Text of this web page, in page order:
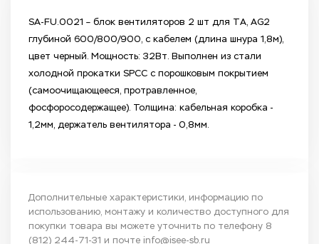
SA-FU.0021 – блок вентиляторов 2 шт для TА, AG2
глубиной 600/800/900, с кабелем (длина шнура 1,8м),
цвет черный. Мощность: 32Вт. Выполнен из стали
холодной прокатки SPCC с порошковым покрытием
(самоочищающееся, протравленное,
фосфоросодержащее). Толщина: кабельная коробка -
1,2мм, держатель вентилятора - 0,8мм.
Дополнительные характеристики, информацию по
использованию, монтажу и количество доступного для
покупки товара вы можете уточнить по телефону 8
(812) 244-71-31 и почте info@isee-sb.ru